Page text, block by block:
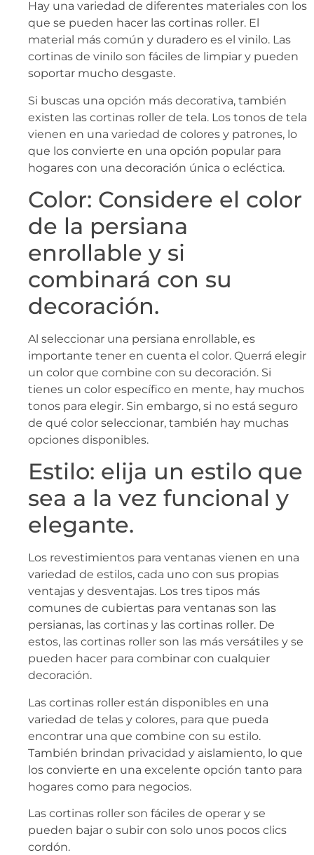
Hay una variedad de diferentes materiales con los
que se pueden hacer las cortinas roller. El
material más común y duradero es el vinilo. Las
cortinas de vinilo son fáciles de limpiar y pueden
soportar mucho desgaste.
Si buscas una opción más decorativa, también
existen las cortinas roller de tela. Los tonos de tela
vienen en una variedad de colores y patrones, lo
que los convierte en una opción popular para
hogares con una decoración única o ecléctica.
Color: Considere el color
de la persiana
enrollable y si
combinará con su
decoración.
Al seleccionar una persiana enrollable, es
importante tener en cuenta el color. Querrá elegir
un color que combine con su decoración. Si
tienes un color específico en mente, hay muchos
tonos para elegir. Sin embargo, si no está seguro
de qué color seleccionar, también hay muchas
opciones disponibles.
Estilo: elija un estilo que
sea a la vez funcional y
elegante.
Los revestimientos para ventanas vienen en una
variedad de estilos, cada uno con sus propias
ventajas y desventajas. Los tres tipos más
comunes de cubiertas para ventanas son las
persianas, las cortinas y las cortinas roller. De
estos, las cortinas roller son las más versátiles y se
pueden hacer para combinar con cualquier
decoración.
Las cortinas roller están disponibles en una
variedad de telas y colores, para que pueda
encontrar una que combine con su estilo.
También brindan privacidad y aislamiento, lo que
los convierte en una excelente opción tanto para
hogares como para negocios.
Las cortinas roller son fáciles de operar y se
pueden bajar o subir con solo unos pocos clics
cordón.